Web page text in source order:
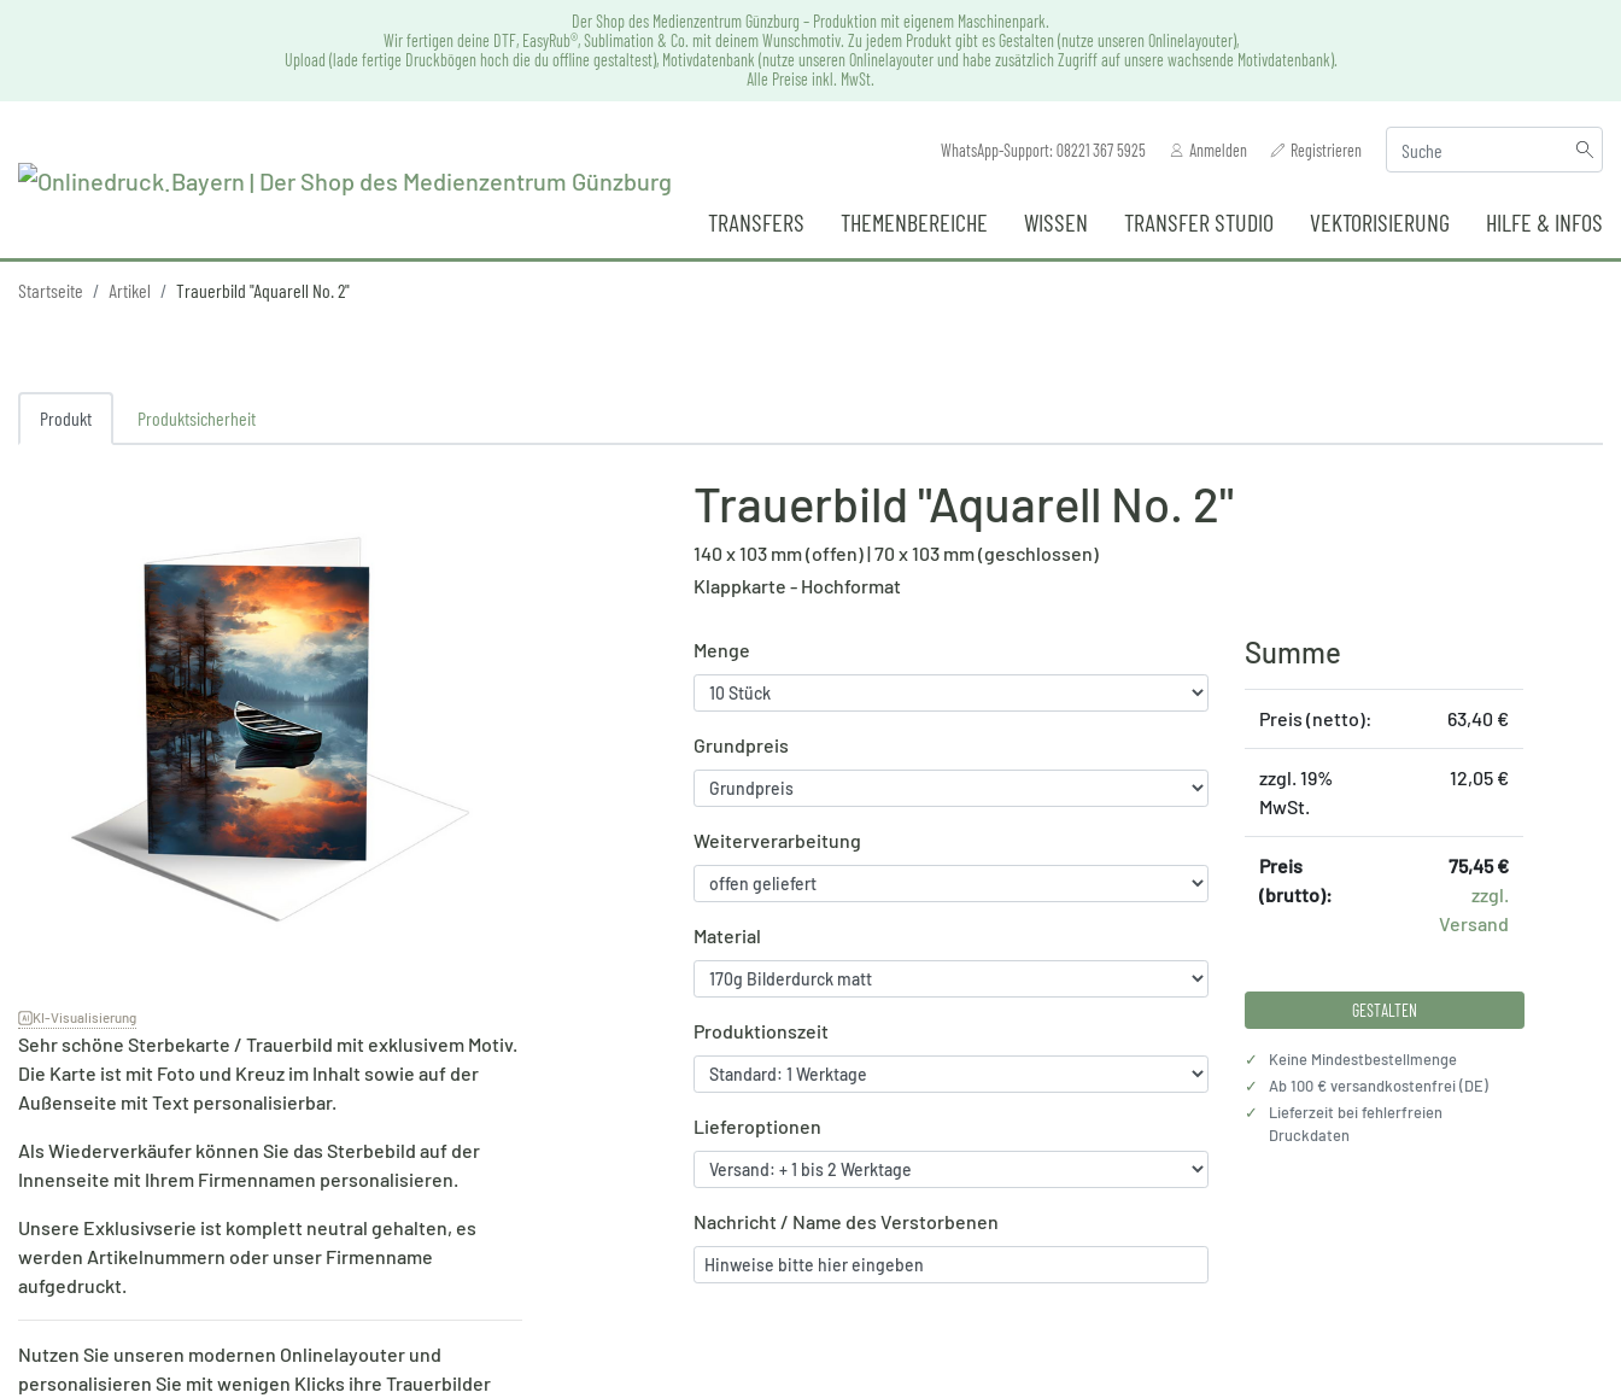
Der Shop des Medienzentrum Günzburg – Produktion mit eigenem Maschinenpark.
Wir fertigen deine DTF, EasyRub®, Sublimation & Co. mit deinem Wunschmotiv. Zu jedem Produkt gibt es Gestalten (nutze unseren Onlinelayouter),
Upload (lade fertige Druckbögen hoch die du offline gestaltest), Motivdatenbank (nutze unseren Onlinelayouter und habe zusätzlich Zugriff auf unsere wachsende Motivdatenbank).
Alle Preise inkl. MwSt.
WhatsApp-Support: 08221 367 5925 Anmelden Registrieren
TRANSFERS THEMENBEREICHE WISSEN TRANSFER STUDIO VEKTORISIERUNG HILFE & INFOS
Startseite Artikel Trauerbild "Aquarell No. 2"
Produkt Produktsicherheit
KI-Visualisierung
Sehr schöne Sterbekarte / Trauerbild mit exklusivem Motiv.
Die Karte ist mit Foto und Kreuz im Inhalt sowie auf der
Außenseite mit Text personalisierbar.
Als Wiederverkäufer können Sie das Sterbebild auf der
Innenseite mit Ihrem Firmennamen personalisieren.
Unsere Exklusivserie ist komplett neutral gehalten, es
werden Artikelnummern oder unser Firmenname
aufgedruckt.
Nutzen Sie unseren modernen Onlinelayouter und
personalisieren Sie mit wenigen Klicks ihre Trauerbilder
Trauerbild "Aquarell No. 2"
140 x 103 mm (offen) | 70 x 103 mm (geschlossen)
Klappkarte - Hochformat
Menge
Grundpreis
Weiterverarbeitung
Material
Produktionszeit
Lieferoptionen
Nachricht / Name des Verstorbenen
Summe
Preis (netto): 63,40 €
zzgl. 19%
MwSt.
12,05 €
Preis
(brutto):
75,45 €
zzgl.
Versand
GESTALTEN
✓
Keine Mindestbestellmenge
✓
Ab 100 € versandkostenfrei (DE)
✓
Lieferzeit bei fehlerfreien
Druckdaten